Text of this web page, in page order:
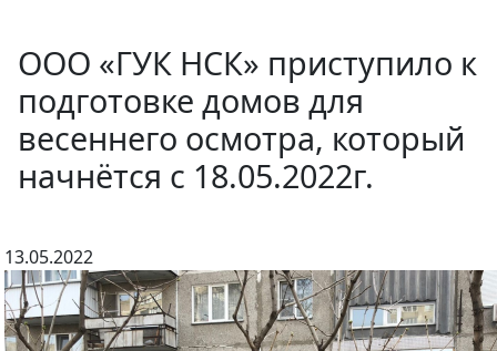
ООО «ГУК НСК» приступило к
подготовке домов для
весеннего осмотра, который
начнётся с 18.05.2022г.
13.05.2022